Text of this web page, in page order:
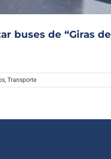
buses de “Giras
, Transporte